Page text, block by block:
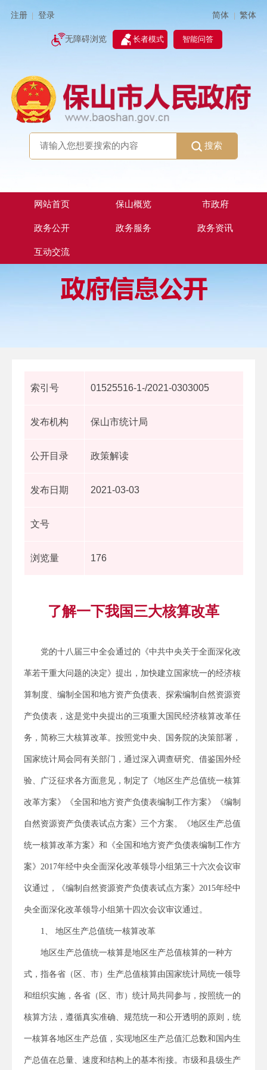
注册 登录 简体 | 繁体
无障碍浏览 长者模式 智能问答
搜索
网站首页 保山概览 市政府
政务公开 政务服务 政务资讯
互动交流
索引号 01525516-1-/2021-0303005
发布机构 保山市统计局
公开目录 政策解读
发布日期 2021-03-03
文号
浏览量 176
了解一下我国三大核算改革
党的十八届三中全会通过的《中共中央关于全面深化改
革若干重大问题的决定》提出，加快建立国家统一的经济核
算制度、编制全国和地方资产负债表、探索编制自然资源资
产负债表，这是党中央提出的三项重大国民经济核算改革任
务，简称三大核算改革。按照党中央、国务院的决策部署，
国家统计局会同有关部门，通过深入调查研究、借鉴国外经
验、广泛征求各方面意见，制定了《地区生产总值统一核算
改革方案》《全国和地方资产负债表编制工作方案》《编制
自然资源资产负债表试点方案》三个方案。《地区生产总值
统一核算改革方案》和《全国和地方资产负债表编制工作方
案》2017年经中央全面深化改革领导小组第三十六次会议审
议通过，《编制自然资源资产负债表试点方案》2015年经中
央全面深化改革领导小组第十四次会议审议通过。
1、 地区生产总值统一核算改革
地区生产总值统一核算是地区生产总值核算的一种方
式，指各省（区、市）生产总值核算由国家统计局统一领导
和组织实施，各省（区、市）统计局共同参与，按照统一的
核算方法，遵循真实准确、规范统一和公开透明的原则，统
一核算各地区生产总值，实现地区生产总值汇总数和国内生
产总值在总量、速度和结构上的基本衔接。市级和县级生产